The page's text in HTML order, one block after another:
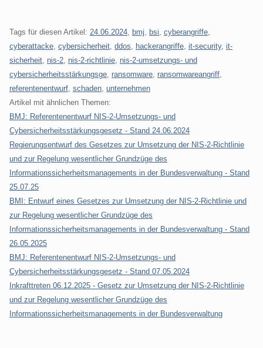
Tags für diesen Artikel: 24.06.2024 bmj bsi cyberangriffe
cyberattacke cybersicherheit ddos hackerangriffe it-security, it-
sicherheit nis-2 nis-2-richtlinie nis-2-umsetzungs- und
cybersicherheitsstärkungsge ransomware ransomwareangriff
referentenentwurf schaden unternehmen
Artikel mit ähnlichen Themen:
BMJ: Referentenentwurf NIS-2-Umsetzungs- und
Cybersicherheitsstärkungsgesetz - Stand 24.06.2024
Regierungsentwurf des Gesetzes zur Umsetzung der NIS-2-Richtlinie
und zur Regelung wesentlicher Grundzüge des
Informationssicherheitsmanagements in der Bundesverwaltung - Stand
25.07.25
BMI: Entwurf eines Gesetzes zur Umsetzung der NIS-2-Richtlinie und
zur Regelung wesentlicher Grundzüge des
Informationssicherheitsmanagements in der Bundesverwaltung - Stand
26.05.2025
BMJ: Referentenentwurf NIS-2-Umsetzungs- und
Cybersicherheitsstärkungsgesetz - Stand 07.05.2024
Inkrafttreten 06.12.2025 - Gesetz zur Umsetzung der NIS-2-Richtlinie
und zur Regelung wesentlicher Grundzüge des
Informationssicherheitsmanagements in der Bundesverwaltung